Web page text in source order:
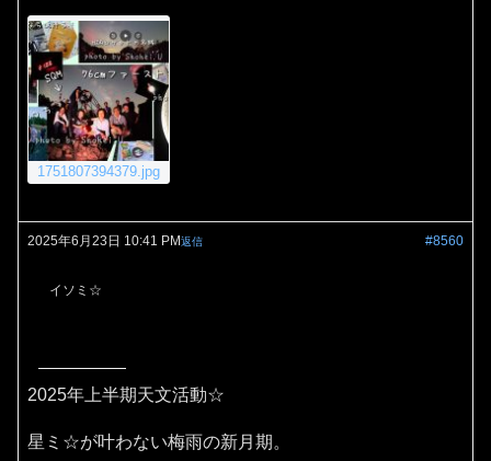
1751807394379.jpg
2025年6月23日 10:41 PM #8560
返信
イソミ☆
2025年上半期天文活動☆
星ミ☆が叶わない梅雨の新月期。